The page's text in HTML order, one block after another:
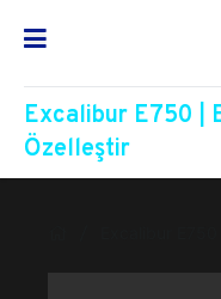
Excalibur E750 |
Özelleştir